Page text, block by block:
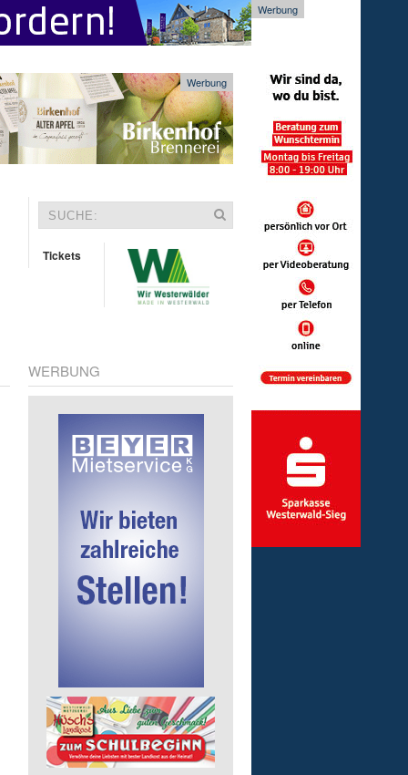
Werbung
Werbung
Tickets
WERBUNG